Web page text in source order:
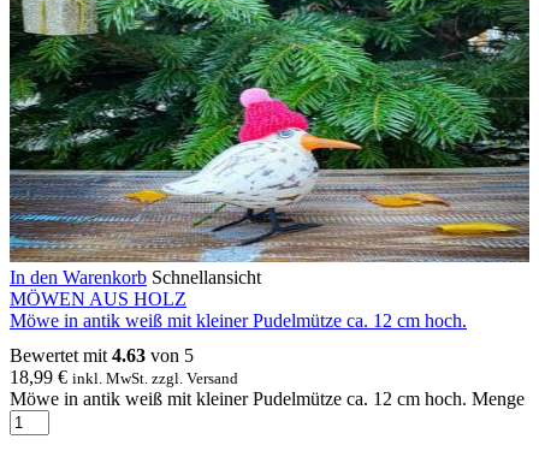
In den Warenkorb Schnellansicht
MÖWEN AUS HOLZ
Möwe in antik weiß mit kleiner Pudelmütze ca. 12 cm hoch.
Bewertet mit 4.63 von 5
18,99 € inkl. MwSt. zzgl. Versand
Möwe in antik weiß mit kleiner Pudelmütze ca. 12 cm hoch. Menge